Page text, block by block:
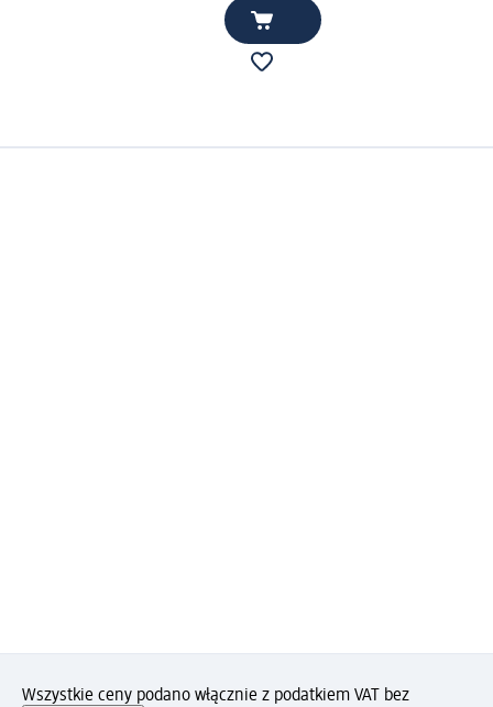
Wszystkie ceny podano włącznie z podatkiem VAT bez